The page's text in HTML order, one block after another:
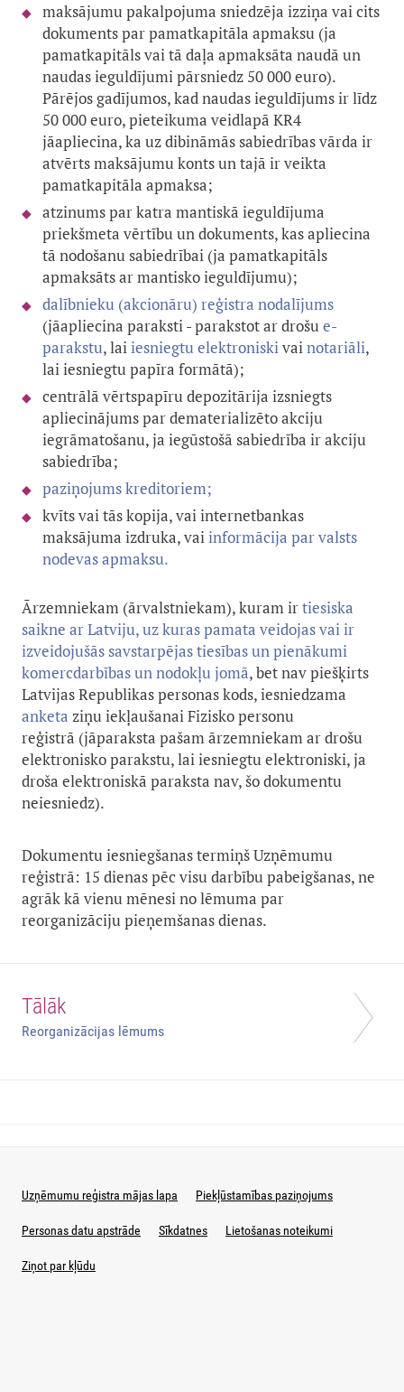
maksājumu pakalpojuma sniedzēja izziņa vai cits
dokuments par pamatkapitāla apmaksu (ja
pamatkapitāls vai tā daļa apmaksāta naudā un
naudas ieguldījumi pārsniedz 50 000 euro).
Pārējos gadījumos, kad naudas ieguldījums ir līdz
50 000 euro, pieteikuma veidlapā KR4
jāapliecina, ka uz dibināmās sabiedrības vārda ir
atvērts maksājumu konts un tajā ir veikta
pamatkapitāla apmaksa;
atzinums par katra mantiskā ieguldījuma
priekšmeta vērtību un dokuments, kas apliecina
tā nodošanu sabiedrībai (ja pamatkapitāls
apmaksāts ar mantisko ieguldījumu);
dalībnieku (akcionāru) reģistra nodalījums
(jāapliecina paraksti - parakstot ar drošue-
parakstu, laiiesniegtu elektroniskivainotariāli,
lai iesniegtu papīra formātā);
centrālā vērtspapīru depozitārija izsniegts
apliecinājums par dematerializēto akciju
iegrāmatošanu, ja iegūstošā sabiedrība ir akciju
sabiedrība;
paziņojums kreditoriem;
kvīts vai tās kopija, vai internetbankas
maksājuma izdruka, vaiinformācija par valsts
nodevas apmaksu.
Ārzemniekam (ārvalstniekam), kuram irtiesiska
saikne ar Latviju, uz kuras pamata veidojas vai ir
izveidojušās savstarpējas tiesības un pienākumi
komercdarbības un nodokļu jomā, bet nav piešķirts
Latvijas Republikas personas kods, iesniedzama
anketa ziņu iekļaušanai Fizisko personu
reģistrā (jāparaksta pašam ārzemniekam ar drošu
elektronisko parakstu, lai iesniegtu elektroniski, ja
droša elektroniskā paraksta nav, šo dokumentu
neiesniedz).
Dokumentu iesniegšanas termiņš Uzņēmumu
reģistrā: 15 dienas pēc visu darbību pabeigšanas, ne
agrāk kā vienu mēnesi no lēmuma par
reorganizāciju pieņemšanas dienas.
Tālāk
Reorganizācijas lēmums
Uzņēmumu reģistra mājas lapa Piekļūstamības paziņojums
Personas datu apstrāde Sīkdatnes Lietošanas noteikumi
Ziņot par kļūdu